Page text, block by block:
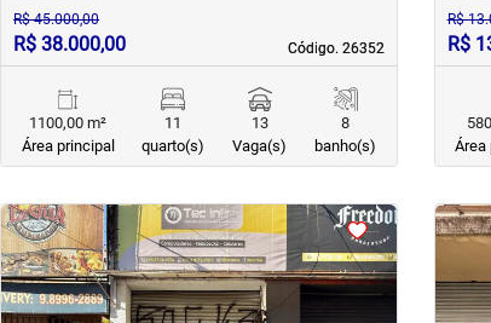
Código. 26352
Código. 26352
R$ 45.000,00
R$ 38.000,00
1100,00 m²
Área principal
11
quarto(s)
13
Vaga(s)
8
banho(s)
R$
R$
Área
<<<< <<<<